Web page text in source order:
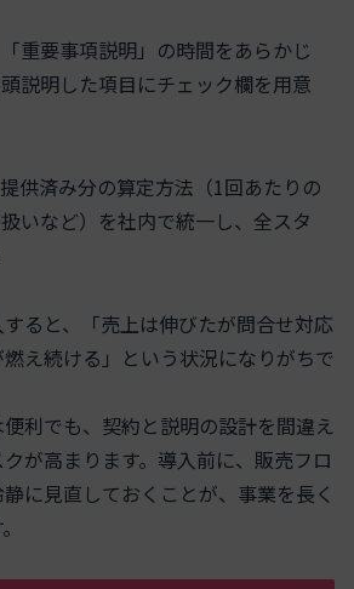
重要事項説明」の時間をあらかじ
説明した項目にチェック欄を用意
供済み分の算定方法（1回あたりの
いなど）を社内で統一し、全スタ
ると、「売上は伸びたが問合せ対応
え続ける」という状況になりがちで
利でも、契約と説明の設計を間違え
が高まります。導入前に、販売フロ
に見直しておくことが、事業を長く